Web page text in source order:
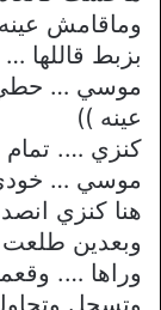
وماقامش
بزبط قاللها …
موسي … حطي
عينه ))
كنزي ….
موسي …
هنا كنزي
وبعدين
وراها ….
وتسجل